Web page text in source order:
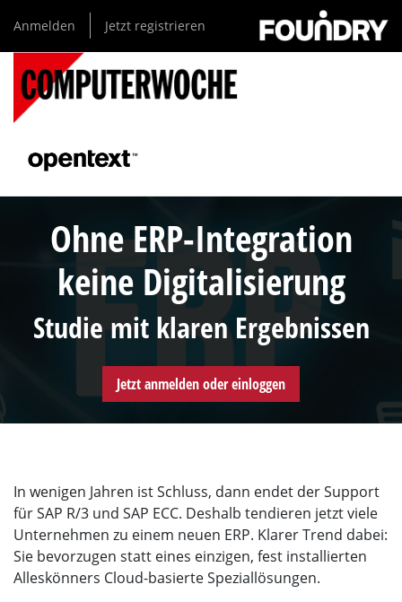
zum
Inhalt
Anmelden Jetzt registrieren
Ohne ERP-Integration
keine Digitalisierung
Studie mit klaren Ergebnissen
Jetzt anmelden oder einloggen
In wenigen Jahren ist Schluss, dann endet der Support
für SAP R/3 und SAP ECC. Deshalb tendieren jetzt viele
Unternehmen zu einem neuen ERP. Klarer Trend dabei:
Sie bevorzugen statt eines einzigen, fest installierten
Alleskönners Cloud-basierte Speziallösungen.